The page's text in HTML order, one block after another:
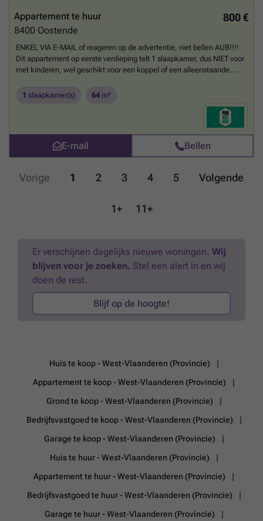
800 €
Appartement te huur
8400 Oostende
ENKEL VIA E-MAIL of reageren op de advertentie, niet bellen AUB!!!!
Dit appartement op eerste verdieping telt 1 slaapkamer, dus NIET voor
met kinderen, wel geschikt voor een koppel of een alleenstaande.
keuken met kookeiland en voorzien van alle toestellen inclusief
vanaf 01/09. Enkel bezoek via e-mail ### aanvragen - niet opbellen!
Meer weten?
1 slaapkamer(s) 64 m²
E-mail Bellen
Vorige 1 2 3 4 5 Volgende
1+ 11+
Er verschijnen dagelijks nieuwe woningen. Wij
blijven voor je zoeken. Stel een alert in en wij
doen de rest.
Blijf op de hoogte!
Huis te koop - West-Vlaanderen (Provincie)
Appartement te koop - West-Vlaanderen (Provincie)
Grond te koop - West-Vlaanderen (Provincie)
Bedrijfsvastgoed te koop - West-Vlaanderen (Provincie)
Garage te koop - West-Vlaanderen (Provincie)
Huis te huur - West-Vlaanderen (Provincie)
Appartement te huur - West-Vlaanderen (Provincie)
Bedrijfsvastgoed te huur - West-Vlaanderen (Provincie)
Garage te huur - West-Vlaanderen (Provincie)